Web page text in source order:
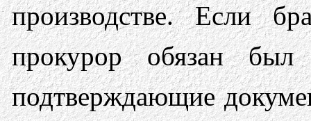
производстве. Если
прокурор обязан был
подтверждающие